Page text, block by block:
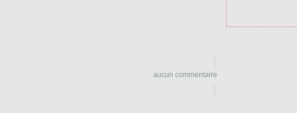
{
aucun commentaire
}